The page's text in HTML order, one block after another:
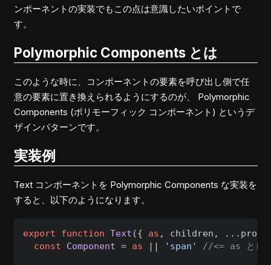
ンポーネントの実装でもこの点は意識したいポイントで
す。
Polymorphic Components とは
このような時に、コンポーネントの要素を呼び出し側で任
意の要素に置き換えられるようにするのが、 Polymorphic
Components (ポリモーフィック コンポーネント) というデ
ザインパターンです。
実装例
Text コンポーネントを Polymorphic Components な実装を
すると、以下のようになります。
export function Text ({ as , children,
const
Component = as || 'span' //<= as とし